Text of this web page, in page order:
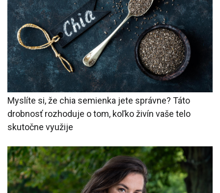
Myslíte si, že chia semienka jete správne? Táto
drobnosť rozhoduje o tom, koľko živín vaše telo
skutočne využije